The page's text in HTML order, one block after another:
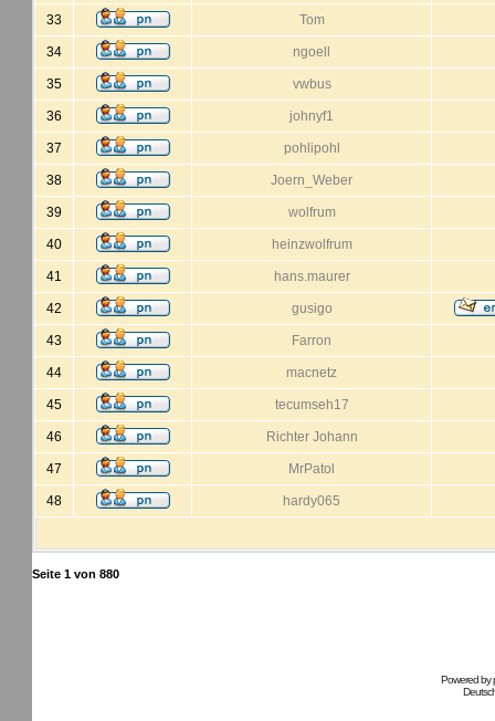
33 Tom
34 ngoell
35 vwbus
36 johnyf1
37 pohlipohl
38 Joern_Weber
39 wolfrum
40 heinzwolfrum
41 hans.maurer
42 gusigo
43 Farron
44 macnetz
45 tecumseh17
46 Richter Johann
47 MrPatol
48 hardy065
Seite 1 von 880
Powered by